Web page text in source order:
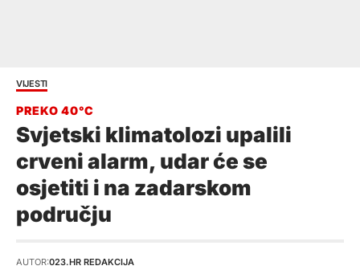
VIJESTI
Svjetski klimatolozi upalili
crveni alarm, udar će se
osjetiti i na zadarskom
području
AUTOR:023.HR REDAKCIJA